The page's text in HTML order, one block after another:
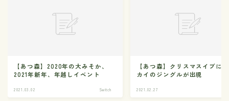
【あつ森】2020年の大みそか、
2021年新年、年越しイベント
2021.03.02 Switch
【あつ森】クリスマスイブに
カイのジングルが出現
2021.02.27